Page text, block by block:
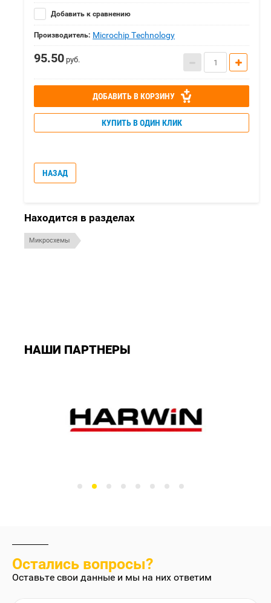
Добавить к сравнению
Производитель: Microchip Technology
95.50 руб.
ДОБАВИТЬ В КОРЗИНУ
КУПИТЬ В ОДИН КЛИК
НАЗАД
Находится в разделах
Микросхемы
НАШИ ПАРТНЕРЫ
Остались вопросы?
Оставьте свои данные и мы на них ответим